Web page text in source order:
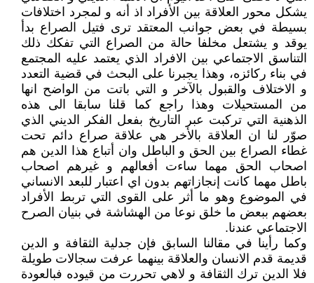
يشكل محور العلاقة بين الأفراد اذ أنه و لمجرد اختلافات
بسيطة في بعض جوانب المعتقد ترى فتيل الصراع بدأ
يوقد و يشتعل مخلفا حالة من الصراع التي تفكك ذلك
التناسق الاجتماعي بين الافراد الذي يعتمد عليه المجتمع
في بناء ركائزه، وهذا يجبرنا على البحث في قضية التعدد
و الاختلاف والقبول بالآخر و التي باتت من الواضح انها
من المستحيلات وهذا راجع كما قلنا سابقا الى هذه
الذهنية التي تركبت عبر التاريخ بفعل الفكر الديني الذي
صوّر لنا ان العلاقة بالأخر هي علاقة صراع دائم تحت
غطاء الصراع بين الحق و الباطل وان أتباع هذا الدين هم
اصحاب الحق مهما ساءت أفعالهم و غيرهم اصحاب
باطل مهما كانت إنجازاتهم بدون اي اعتبار للبعد الانساني
في الموضوع وهو ما أثر على القوى التي تربط الأفراد
بعضهم ببعض ما خلق نوعا من الهشاشة في بنيان الصرح
الاجتماعي عندنا.
وكما رأينا في مقالنا السابق فإن جدلية الثقافة و الدين
قديمة قدم الانسان والعلاقة بينهما عرفت سجالات طويلة
فلا الدين ترك الثقافة و لاهي تحررت من قيوده فبالعودة